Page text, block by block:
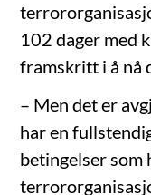
102 dager med
framskritt i å nå
– Men det er
har en
betingelser som